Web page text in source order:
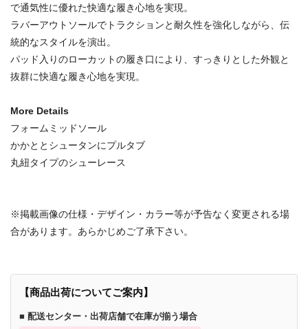
で通気性に優れた快適な履き心地を実現。
ラバーアウトソールでトラクションと耐久性を強化しながら、伝
統的なスタイルを演出。
パッド入りのローカットの履き口により、すっきりとした外観と
抜群に快適な履き心地を実現。
More Details
フォームミッドソール
かかととシュータンにプルタブ
丸紐タイプのシューレース
※掲載画像の仕様・デザイン・カラー等が予告なく変更される場
合があります。あらかじめご了承下さい。
【商品出荷についてご案内】
■ 配送センター・出荷店舗で在庫が揃う場合